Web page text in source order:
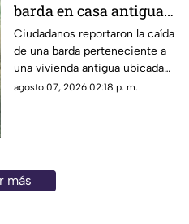
barda en casa antigua
del Centro de Morelia
Ciudadanos reportaron la caída
de una barda perteneciente a
una vivienda antigua ubicada
en pleno Centro Histórico de
agosto 07, 2026 02:18 p. m.
más